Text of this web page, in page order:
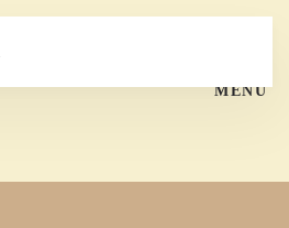
MENÚ